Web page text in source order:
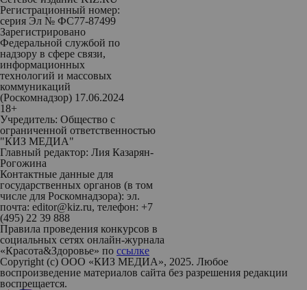
Регистрационный номер:
серия Эл № ФС77-87499
Зарегистрировано
Федеральной службой по
надзору в сфере связи,
информационных
технологий и массовых
коммуникаций
(Роскомнадзор) 17.06.2024
18+
Учредитель: Общество с
ограниченной ответственностью
"КИЗ МЕДИА"
Главный редактор: Лия Казарян-
Рогожина
Контактные данные для
государственных органов (в том
числе для Роскомнадзора): эл.
почта: editor@kiz.ru, телефон: +7
(495) 22 39 888
Правила проведения конкурсов в
социальных сетях онлайн-журнала
«Красота&Здоровье» по ссылке
Copyright (с) ООО «КИЗ МЕДИА», 2025. Любое
воспроизведение материалов сайта без разрешения редакции
воспрещается.